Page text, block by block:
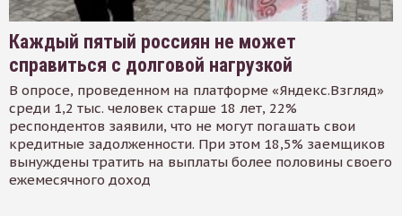
Каждый пятый россиян не может
справиться с долговой нагрузкой
В опросе, проведенном на платформе «Яндекс.Взгляд»
среди 1,2 тыс. человек старше 18 лет, 22%
респондентов заявили, что не могут погашать свои
кредитные задолженности. При этом 18,5% заемщиков
вынуждены тратить на выплаты более половины своего
ежемесячного доход